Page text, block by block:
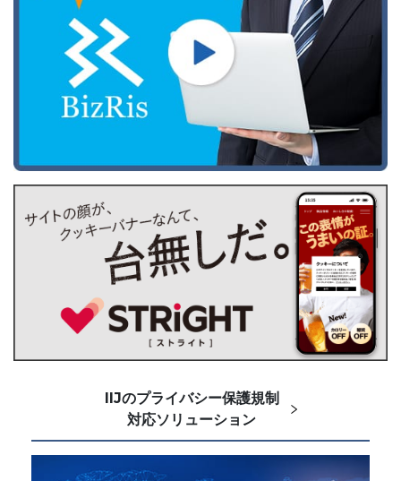
IIJのプライバシー保護規制
対応ソリューション